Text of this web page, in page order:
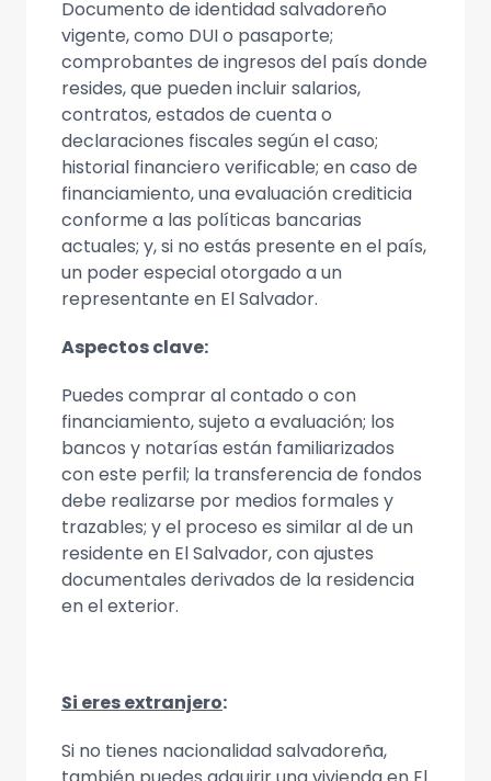
Documento de identidad salvadoreño
vigente, como DUI o pasaporte;
comprobantes de ingresos del país donde
resides, que pueden incluir salarios,
contratos, estados de cuenta o
declaraciones fiscales según el caso;
historial financiero verificable; en caso de
financiamiento, una evaluación crediticia
conforme a las políticas bancarias
actuales; y, si no estás presente en el país,
un poder especial otorgado a un
representante en El Salvador.
Aspectos clave:
Puedes comprar al contado o con
financiamiento, sujeto a evaluación; los
bancos y notarías están familiarizados
con este perfil; la transferencia de fondos
debe realizarse por medios formales y
trazables; y el proceso es similar al de un
residente en El Salvador, con ajustes
documentales derivados de la residencia
en el exterior.
Si eres extranjero:
Si no tienes nacionalidad salvadoreña,